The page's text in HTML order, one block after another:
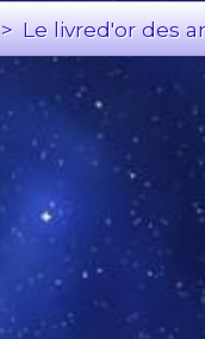
> Le livred'or des